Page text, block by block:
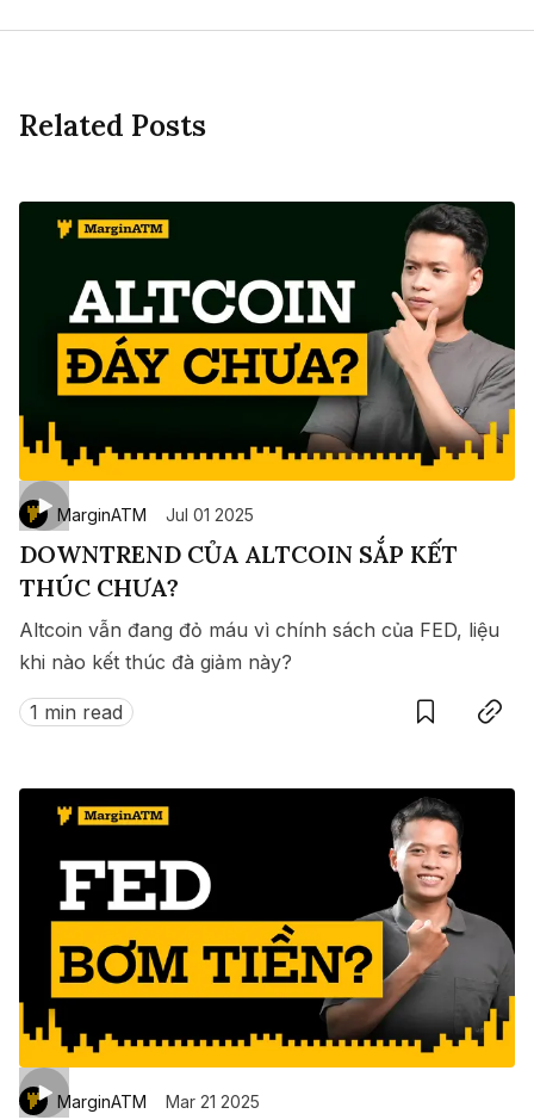
Related Posts
MarginATM Jul 01 2025
DOWNTREND CỦA ALTCOIN SẮP KẾT
THÚC CHƯA?
Altcoin vẫn đang đỏ máu vì chính sách của FED, liệu
khi nào kết thúc đà giảm này?
1 min read
MarginATM Mar 21 2025